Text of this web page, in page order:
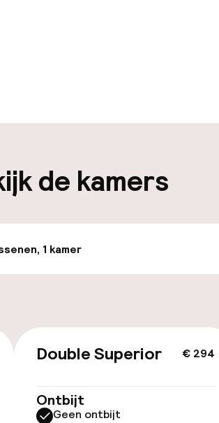
Fietsenstalling
de kamers
1 kamer
€ 294
Double Superior
Ontbijt
Geen ontbijt